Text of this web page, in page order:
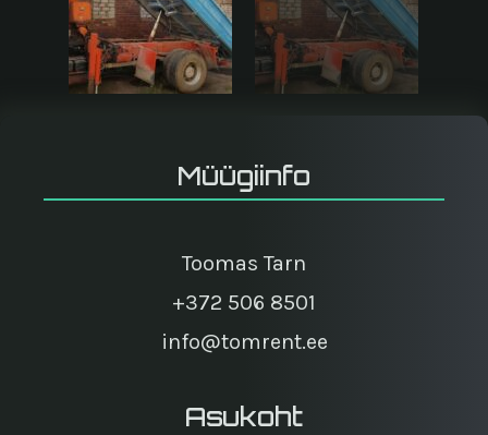
Müügiinfo
Toomas Tarn
+372 506 8501
info@tomrent.ee
Asukoht